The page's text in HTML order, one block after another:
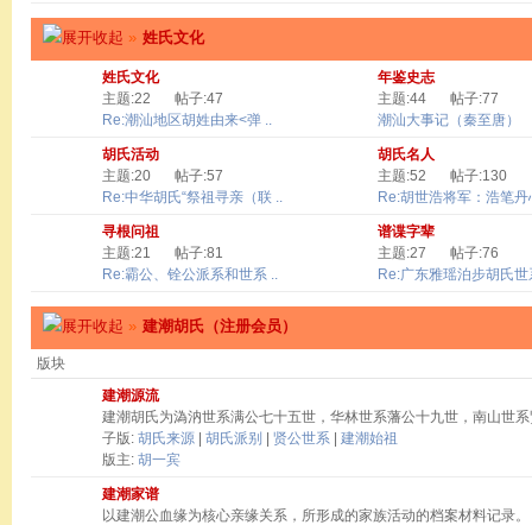
» 姓氏文化
姓氏文化
主题:22
帖子:47
Re:潮汕地区胡姓由来<弹 ..
年鉴史志
主题:44
帖子:77
潮汕大事记（秦至唐）
胡氏活动
主题:20
帖子:57
Re:中华胡氏“祭祖寻亲（联 ..
胡氏名人
主题:52
帖子:130
Re:胡世浩将军：浩笔丹
寻根问祖
主题:21
帖子:81
Re:霸公、铨公派系和世系 ..
谱谍字辈
主题:27
帖子:76
Re:广东雅瑶泊步胡氏世
» 建潮胡氏（注册会员）
版块
建潮源流
建潮胡氏为溈汭世系满公七十五世，华林世系藩公十九世，南山世
子版: 胡氏来源 胡氏派别 贤公世系
建潮始祖
版主: 胡一宾
建潮家谱
以建潮公血缘为核心亲缘关系，所形成的家族活动的档案材料记录。